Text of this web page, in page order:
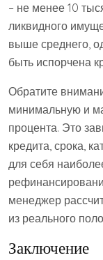
– не менее 10
ликвидного
выше среднего,
быть испорчена
Обратите
минимальную и
процента. Это
кредита, срока,
для себя
менеджер
из реального
Заключение